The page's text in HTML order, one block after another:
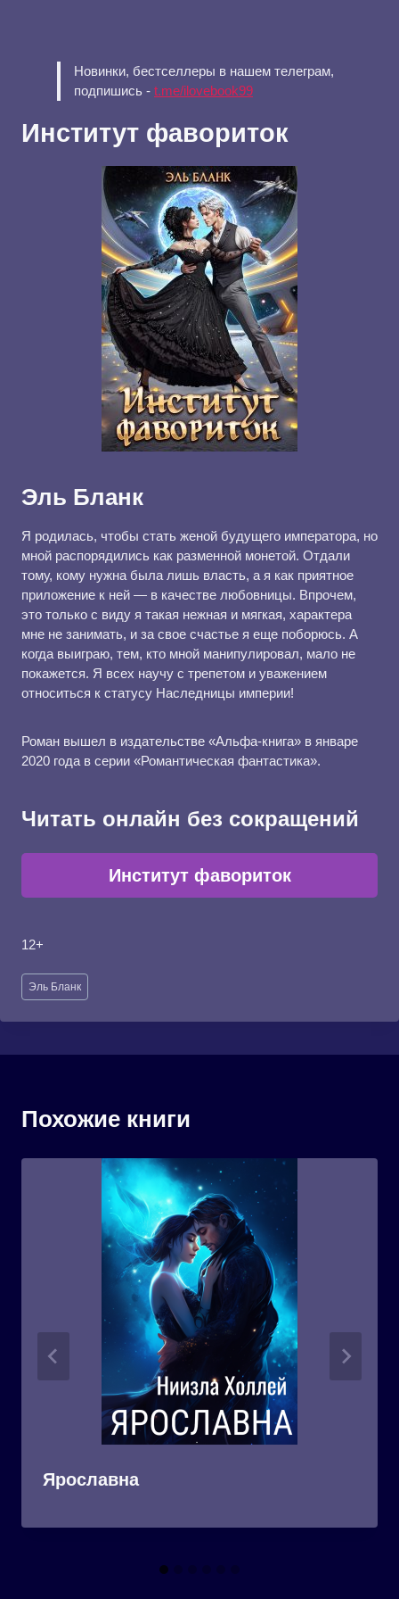
Новинки, бестселлеры в нашем телеграм,
подпишись - t.me/ilovebook99
Институт фавориток
Эль Бланк
Я родилась, чтобы стать женой будущего императора, но
мной распорядились как разменной монетой. Отдали
тому, кому нужна была лишь власть, а я как приятное
приложение к ней — в качестве любовницы. Впрочем,
это только с виду я такая нежная и мягкая, характера
мне не занимать, и за свое счастье я еще поборюсь. А
когда выиграю, тем, кто мной манипулировал, мало не
покажется. Я всех научу с трепетом и уважением
относиться к статусу Наследницы империи!
Роман вышел в издательстве «Альфа-книга» в январе
2020 года в серии «Романтическая фантастика».
Читать онлайн без сокращений
Институт фавориток
12+
Метки
записи:
Эль Бланк
Похожие книги
Ярославна